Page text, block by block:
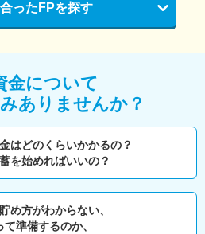
ったFPを探す
金について
ありませんか？
はどのくらいかかるの？
を始めればいいの？
め方がわからない、
て準備するのか、